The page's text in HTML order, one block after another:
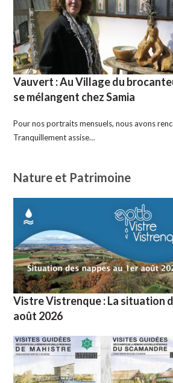
Vauvert : Au Village du
se mélangent chez Samia
Pour nos portraits mensuels, nous avons
Tranquillement assise…
Nature et Patrimoine
Vistre Vistrenque : La situation
août 2026